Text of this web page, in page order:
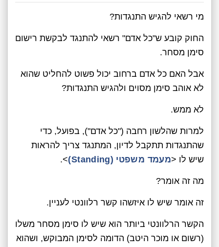
מי רשאי להגיש התנגדות?
החוק קובע ש"כל אדם" רשאי להתנגד לבקשת רישום
סימן מסחר.
אבל האם כל אדם ברחוב יכול פשוט להחליט שהוא
לא אוהב סימן מסוים ולהגיש התנגדות?
לא ממש.
למרות שהלשון רחבה ("כל אדם"), בפועל, כדי
שהתנגדות תתקבל לדיון, המתנגד צריך להראות
שיש לו <מעמד משפטי (Standing) >.
מה זה אומר?
זה אומר שיש לו איזשהו קשר רלוונטי לעניין.
הקשר הרלוונטי ביותר הוא שיש לו סימן מסחר משלו
(רשום או מוכר היטב) הדומה לסימן המבוקש, ושהוא